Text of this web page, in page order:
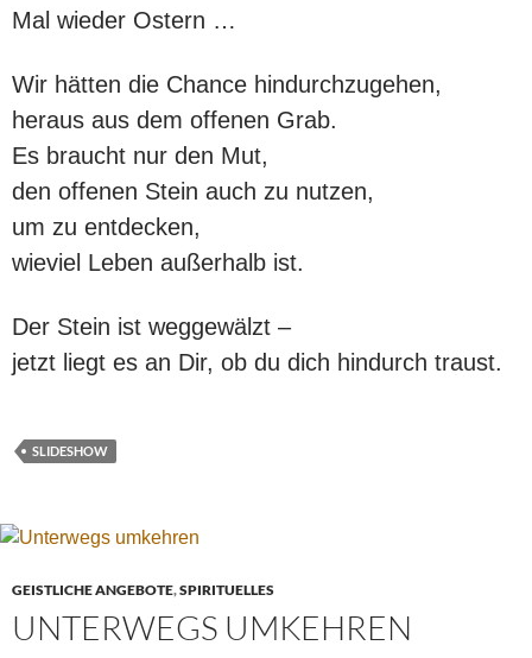
Mal wieder Ostern …
Wir hätten die Chance hindurchzugehen,
heraus aus dem offenen Grab.
Es braucht nur den Mut,
den offenen Stein auch zu nutzen,
um zu entdecken,
wieviel Leben außerhalb ist.
Der Stein ist weggewälzt –
jetzt liegt es an Dir, ob du dich hindurch traust.
SLIDESHOW
GEISTLICHE ANGEBOTE,SPIRITUELLES
UNTERWEGS UMKEHREN